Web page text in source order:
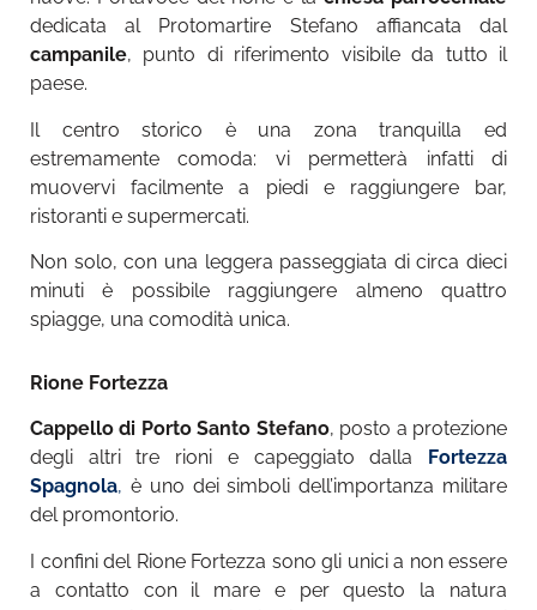
dedicata al Protomartire Stefano affiancata dal
campanile, punto di riferimento visibile da tutto il
paese.
Il centro storico è una zona tranquilla ed
estremamente comoda: vi permetterà infatti di
muovervi facilmente a piedi e raggiungere bar,
ristoranti e supermercati.
Non solo, con una leggera passeggiata di circa dieci
minuti è possibile raggiungere almeno quattro
spiagge, una comodità unica.
Rione Fortezza
Cappello di Porto Santo Stefano, posto a protezione
degli altri tre rioni e capeggiato dalla
Fortezza
Spagnola, è uno dei simboli dell’importanza militare
del promontorio.
I confini del Rione Fortezza sono gli unici a non essere
a contatto con il mare e per questo la natura